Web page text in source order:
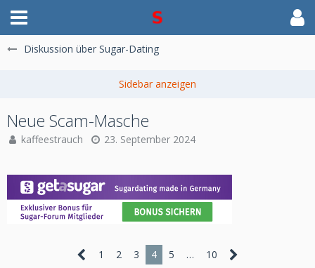
Diskussion über Sugar-Dating
Neue Scam-Masche
kaffeestrauch 23. September 2024
1 2 3 4 5 … 10